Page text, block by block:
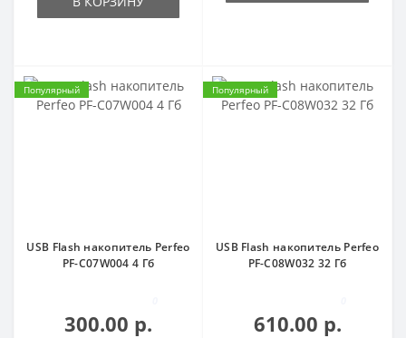
Популярный
USB Flash накопитель Perfeo
PF-C07W004 4 Гб
300.00 р.
Популярный
USB Flash накопитель Perfeo
PF-C08W032 32 Гб
610.00 р.